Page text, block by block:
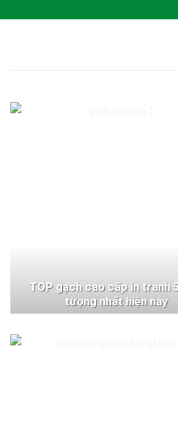
TOP gạch cao cấp in tranh
tượng nhất hiện nay